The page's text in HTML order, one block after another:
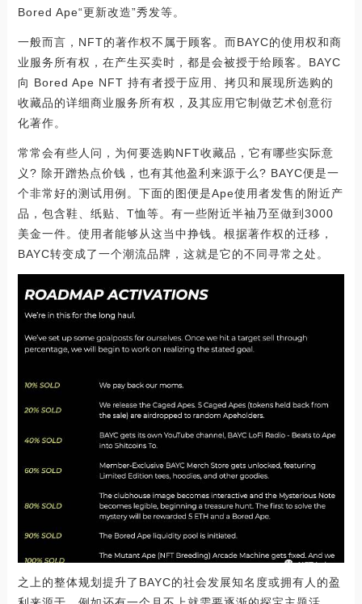
Bored Ape“更新改造”秀发等。
一般而言，NFT的著作权不属于顾客。而BAYC的使用权和商
业服务所有权，在产生买卖时，都是会被授于给顾客。BAYC
向 Bored Ape NFT 持有者授于应用、拷贝和展现所选购的
收藏品的详细商业服务所有权，及其应用它制做艺术创意衍
化著作。
常常会有些人问，为何要选购NFT收藏品，它有哪些实际意
义? 除开蹭热点价钱，也有其他盈利来源于么? BAYC便是一
个非常好的测试用例。下面的图便是Ape使用者发售的附近产
品，包含鞋、纸贴、T恤等。有一些附近半袖乃至做到3000
美金一件。使用者能够从这当中挣钱。根据著作权的迁移，
BAYC转变成了一个潮流品牌，这就是它的不同寻常之处。
之上的整体规划提升了BAYC的社会发展知名度或拥有人的盈